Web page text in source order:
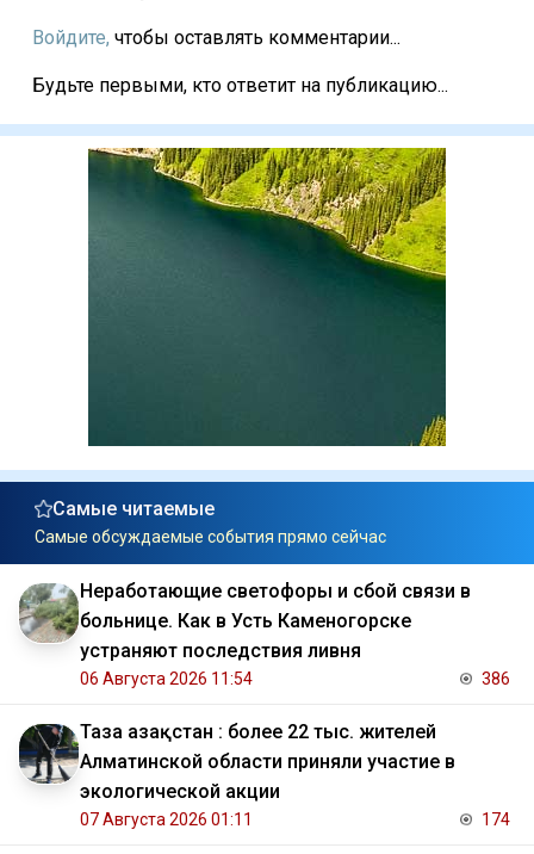
Войдите, чтобы оставлять комментарии...
Будьте первыми, кто ответит на публикацию...
Самые читаемые
Самые обсуждаемые события прямо сейчас
Неработающие светофоры и сбой связи в
больнице. Как в Усть Каменогорске
устраняют последствия ливня
06 Августа 2026 11:54 386
Таза Қазақстан : более 22 тыс. жителей
Алматинской области приняли участие в
экологической акции
07 Августа 2026 01:11 174